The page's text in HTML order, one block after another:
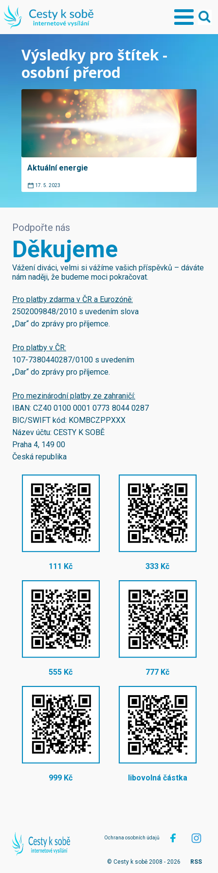
Výsledky pro štítek -
osobní přerod
Aktuální energie
17. 5. 2023
Podpořte nás
Děkujeme
Vážení diváci, velmi si vážíme vašich příspěvků – dáváte
nám naději, že budeme moci pokračovat.
Pro platby zdarma v ČR a Eurozóně:
2502009848/2010 s uvedením slova
„Dar“ do zprávy pro příjemce.
Pro platby v ČR:
107-7380440287/0100 s uvedením
„Dar“ do zprávy pro příjemce.
Pro mezinárodní platby ze zahraničí:
IBAN: CZ40 0100 0001 0773 8044 0287
BIC/SWIFT kód: KOMBCZPPXXX
Název účtu: CESTY K SOBĚ
Praha 4, 149 00
Česká republika
111 Kč 333 Kč
555 Kč 777 Kč
999 Kč libovolná částka
Ochrana osobních údajů
© Cesty k sobě 2008 - 2026 RSS